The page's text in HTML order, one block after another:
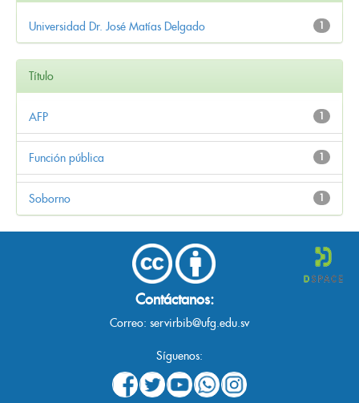
1
Universidad Dr. José Matías Delgado
Título
1
AFP
1
Función pública
1
Soborno
Contáctanos:
Correo: servirbib@ufg.edu.sv
Síguenos: